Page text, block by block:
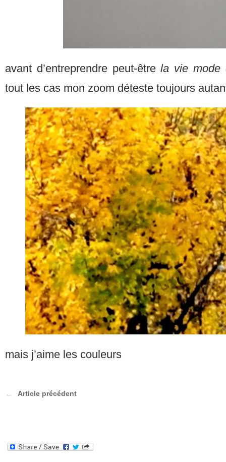
avant d’entreprendre peut-êtrela vie mode
tout les cas mon zoom déteste toujours
mais j’aime les couleurs
Article précédent